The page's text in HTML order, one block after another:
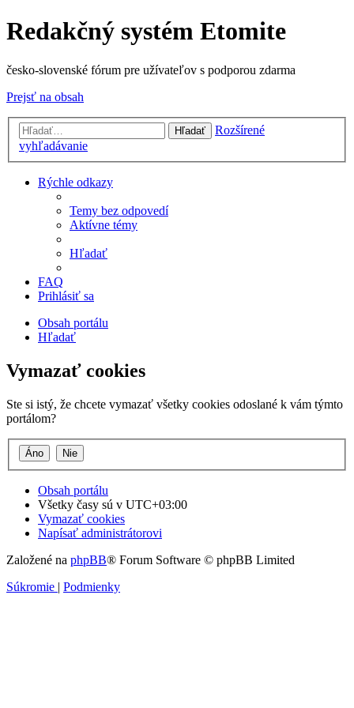
Redakčný systém Etomite
česko-slovenské fórum pre užívateľov s podporou zdarma
Prejsť na obsah
Hľadať
Rozšírené
vyhľadávanie
Rýchle odkazy
Temy bez odpovedí
Aktívne témy
Hľadať
FAQ
Prihlásiť sa
Obsah portálu
Hľadať
Vymazať cookies
Ste si istý, že chcete vymazať všetky cookies odoslané k vám týmto
portálom?
Obsah portálu
Všetky časy sú v UTC+03:00
Vymazať cookies
Napísať administrátorovi
Založené na phpBB® Forum Software © phpBB Limited
Súkromie | Podmienky